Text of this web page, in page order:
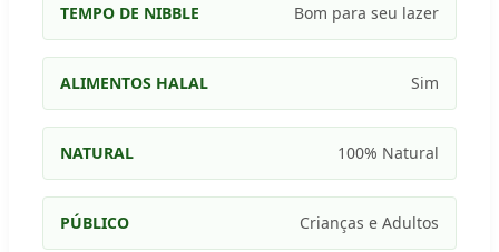
TEMPO DE NIBBLE Bom para seu lazer
ALIMENTOS HALAL Sim
NATURAL 100% Natural
PÚBLICO Crianças e Adultos